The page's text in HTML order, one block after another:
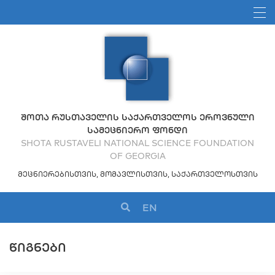
ᲨᲝᲗᲐ ᲠᲣᲡᲗᲐᲕᲔᲚᲘᲡ ᲡᲐᲥᲐᲠᲗᲕᲔᲚᲝᲡ ᲔᲠᲝᲕᲜᲣᲚᲘ
ᲡᲐᲛᲔᲪᲜᲘᲔᲠᲝ ᲤᲝᲜᲓᲘ
SHOTA RUSTAVELI NATIONAL SCIENCE FOUNDATION
OF GEORGIA
ᲛᲔᲪᲜᲘᲔᲠᲔᲑᲘᲡᲗᲕᲘᲡ, ᲛᲝᲛᲐᲕᲚᲘᲡᲗᲕᲘᲡ, ᲡᲐᲥᲐᲠᲗᲕᲔᲚᲝᲡᲗᲕᲘᲡ
EN
ᲬᲘᲒᲜᲔᲑᲘ